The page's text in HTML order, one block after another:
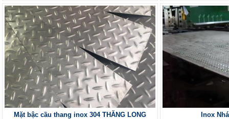
Mặt bậc cầu thang inox 304 THĂNG LONG
Inox